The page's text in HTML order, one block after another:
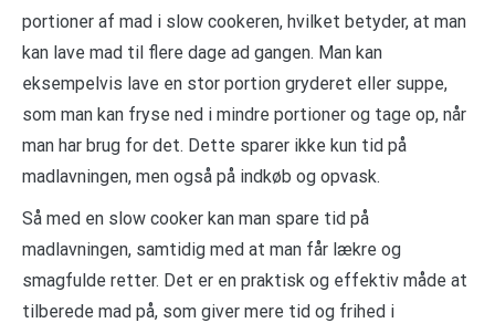
portioner af mad i slow cookeren, hvilket betyder, at man
kan lave mad til flere dage ad gangen. Man kan
eksempelvis lave en stor portion gryderet eller suppe,
som man kan fryse ned i mindre portioner og tage op, når
man har brug for det. Dette sparer ikke kun tid på
madlavningen, men også på indkøb og opvask.
Så med en slow cooker kan man spare tid på
madlavningen, samtidig med at man får lækre og
smagfulde retter. Det er en praktisk og effektiv måde at
tilberede mad på, som giver mere tid og frihed i